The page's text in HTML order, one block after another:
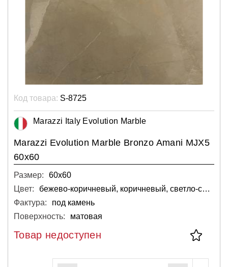
Код товара: S-8725
Marazzi Italy Evolution Marble
Marazzi Evolution Marble Bronzo Amani MJX5
60x60
Размер:
60х60
Цвет:
бежево-коричневый, коричневый, светло-серый, тёмный
Фактура:
под камень
Поверхность:
матовая
Товар недоступен